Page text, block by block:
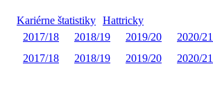
Kariérne štatistiky Hattricky
2017/18 2018/19 2019/20
2020/21
2017/18 2018/19 2019/20 2020/21